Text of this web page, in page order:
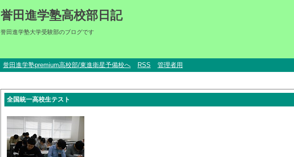
誉田進学塾高校部日記
誉田進学塾大学受験部のブログです
誉田進学塾premium高校部/東進衛星予備校へ RSS 管理者用
全国統一高校生テスト